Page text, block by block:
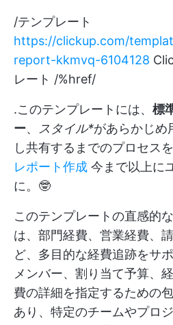
/テンプレート
https://clickup.com/
report-kkmvq-6104128
レート /%href/
.このテンプレートには、 標
ー、 スタイル*があらかじめ
し共有するまでのプロセス
レポート作成 今まで以上に
に。🤓
このテンプレートの直感的
は、部門経費、営業経費、
ど、多目的な経費追跡をサ
メンバー、割り当て予算、
費の詳細を指定するための
あり、特定のチームやプロ